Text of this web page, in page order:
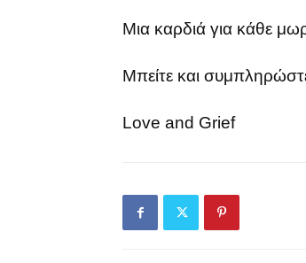
Μια καρδιά για κάθε
Μπείτε και
Love and Grief